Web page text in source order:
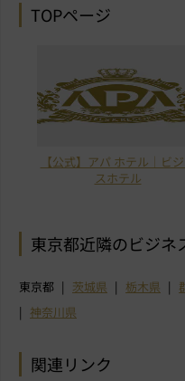
TOPページ
【公式】アパ ホテル｜ビ
スホテル
東京都近隣のビジネ
東京都 茨城県 栃木県
神奈川県
関連リンク